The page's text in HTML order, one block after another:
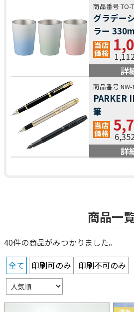
商品番号 TO-
グラデー
ラー
詳
商品番号
PARKER
筆
詳
商品一
40件の商品がみつかりました。
全て
印刷可のみ 印刷不可のみ